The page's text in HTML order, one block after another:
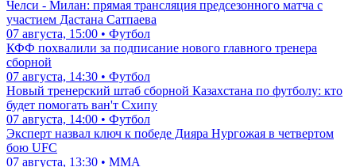
Челси - Милан: прямая трансляция предсезонного матча с
участием Дастана Сатпаева
07 августа, 15:00 • Футбол
КФФ похвалили за подписание нового главного тренера
сборной
07 августа, 14:30 • Футбол
Новый тренерский штаб сборной Казахстана по футболу: кто
будет помогать ван'т Схипу
07 августа, 14:00 • Футбол
Эксперт назвал ключ к победе Дияра Нургожая в четвертом
бою UFC
07 августа, 13:30 • ММА